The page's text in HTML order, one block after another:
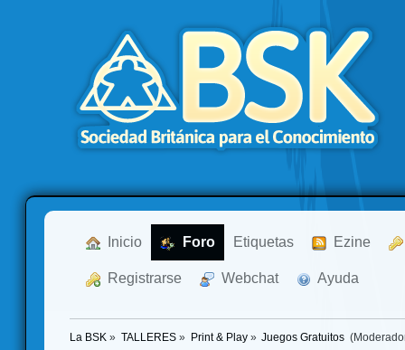
Inicio Foro Etiquetas Ezine
Registrarse Webchat Ayuda
La BSK » TALLERES» Print & Play» Juegos Gratuitos